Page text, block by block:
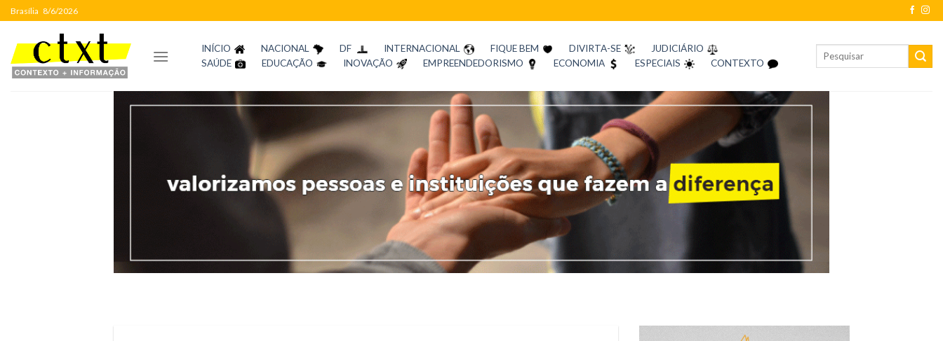
Skip
to
content
Brasília 8/6/2026
INÍCIO NACIONAL DF INTERNACIONAL FIQUE BEM DIVIRTA-SE
JUDICIÁRIO
SAÚDE
EDUCAÇÃO INOVAÇÃO EMPREENDEDORISMO ECONOMIA ESPECIAIS CONTEXTO